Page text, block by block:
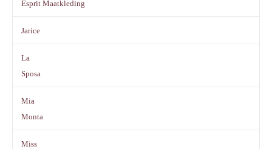
Esprit Maatkleding
Jarice
La
Sposa
Mia
Monta
Miss